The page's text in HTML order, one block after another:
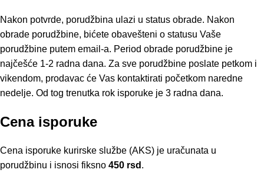
Nakon potvrde, porudžbina ulazi u status obrade. Nakon
obrade porudžbine, bićete obavešteni o statusu Vaše
porudžbine putem email-a. Period obrade porudžbine je
najčešće 1-2 radna dana. Za sve porudžbine poslate petkom i
vikendom, prodavac će Vas kontaktirati početkom naredne
nedelje. Od tog trenutka rok isporuke je 3 radna dana.
Cena isporuke
Cena isporuke kurirske službe (AKS) je uračunata u
porudžbinu i isnosi fiksno 450 rsd .